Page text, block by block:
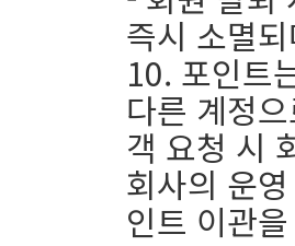
즉시 소멸
10. 포인트
다른 계정
객 요청 시
회사의 운
인트 이관